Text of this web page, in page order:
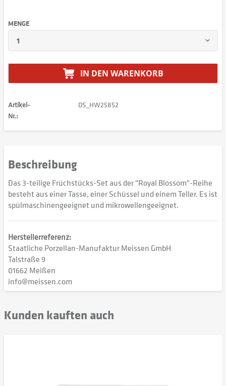
MENGE
IN DEN WARENKORB
Artikel-
Nr.:
DS_HW25852
Beschreibung
Das 3-teilige Früchstücks-Set aus der "Royal Blossom"-Reihe
besteht aus einer Tasse, einer Schüssel und einem Teller. Es ist
spülmaschinengeeignet und mikrowellengeeignet.
Herstellerreferenz:
Staatliche Porzellan-Manufaktur Meissen GmbH
Talstraße 9
01662 Meißen
info@meissen.com
Kunden kauften auch